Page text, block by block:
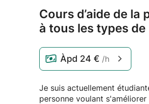
Cours d’aide de la
à tous les types
Àpd 24 € /h
Je suis actuellement
personne voulant